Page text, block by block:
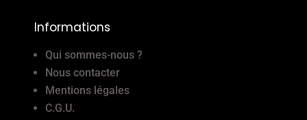
Informations
Qui sommes-nous ?
Nous contacter
Mentions légales
C.G.U.